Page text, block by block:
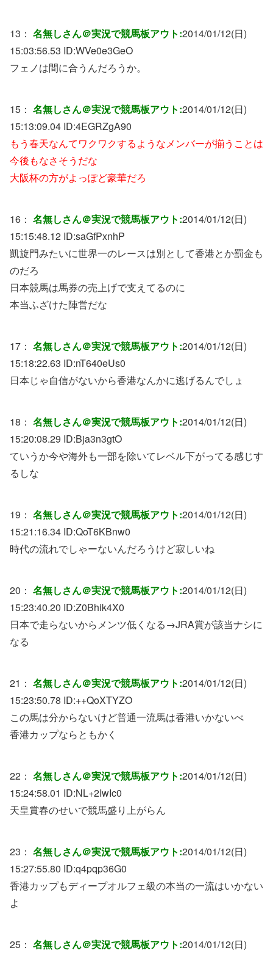
13： 名無しさん＠実況で競馬板アウト:2014/01/12(日)
15:03:56.53 ID:WVe0e3GeO
フェノは間に合うんだろうか。
15： 名無しさん＠実況で競馬板アウト:2014/01/12(日)
15:13:09.04 ID:4EGRZgA90
もう春天なんてワクワクするようなメンバーが揃うことは
今後もなさそうだな
大阪杯の方がよっぽど豪華だろ
16： 名無しさん＠実況で競馬板アウト:2014/01/12(日)
15:15:48.12 ID:saGfPxnhP
凱旋門みたいに世界一のレースは別として香港とか罰金も
のだろ
日本競馬は馬券の売上げで支えてるのに
本当ふざけた陣営だな
17： 名無しさん＠実況で競馬板アウト:2014/01/12(日)
15:18:22.63 ID:nT640eUs0
日本じゃ自信がないから香港なんかに逃げるんでしょ
18： 名無しさん＠実況で競馬板アウト:2014/01/12(日)
15:20:08.29 ID:Bja3n3gtO
ていうか今や海外も一部を除いてレベル下がってる感じす
るしな
19： 名無しさん＠実況で競馬板アウト:2014/01/12(日)
15:21:16.34 ID:QoT6KBnw0
時代の流れでしゃーないんだろうけど寂しいね
20： 名無しさん＠実況で競馬板アウト:2014/01/12(日)
15:23:40.20 ID:Z0Bhik4X0
日本で走らないからメンツ低くなる→JRA賞が該当ナシに
なる
21： 名無しさん＠実況で競馬板アウト:2014/01/12(日)
15:23:50.78 ID:++QoXTYZO
この馬は分からないけど普通一流馬は香港いかないべ
香港カップならともかく
22： 名無しさん＠実況で競馬板アウト:2014/01/12(日)
15:24:58.01 ID:NL+2IwIc0
天皇賞春のせいで競馬盛り上がらん
23： 名無しさん＠実況で競馬板アウト:2014/01/12(日)
15:27:55.80 ID:q4pqp36G0
香港カップもディープオルフェ級の本当の一流はいかない
よ
25： 名無しさん＠実況で競馬板アウト:2014/01/12(日)